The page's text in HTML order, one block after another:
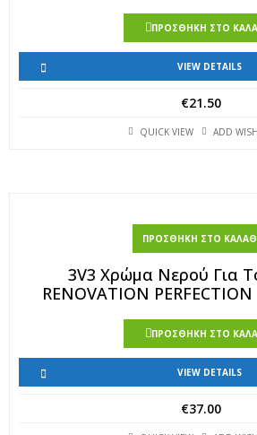
ΠΡΟΣΘΉΚΗ ΣΤΟ
VIEW DETAILS
€21.50
QUICK VIEW ADD
ΠΡΟΣΘΉΚΗ ΣΤΟ
3V3 Χρώμα Νερού Για
RENOVATION
ΠΡΟΣΘΉΚΗ ΣΤΟ
VIEW DETAILS
€37.00